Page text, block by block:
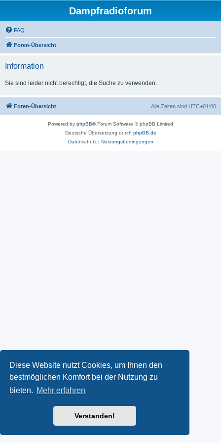
Diese Website nutzt Cookies, um Ihnen den
bestmöglichen Komfort bei der Nutzung zu
bieten. Mehr erfahren
Verstanden!
Dampfradioforum
FAQ
Foren-Übersicht
Information
Sie sind leider nicht berechtigt, die Suche zu verwenden.
Foren-Übersicht Alle Zeiten sind UTC+01:00
Powered by phpBB® Forum Software © phpBB Limited
Deutsche Übersetzung durch phpBB.de
Datenschutz| Nutzungsbedingungen